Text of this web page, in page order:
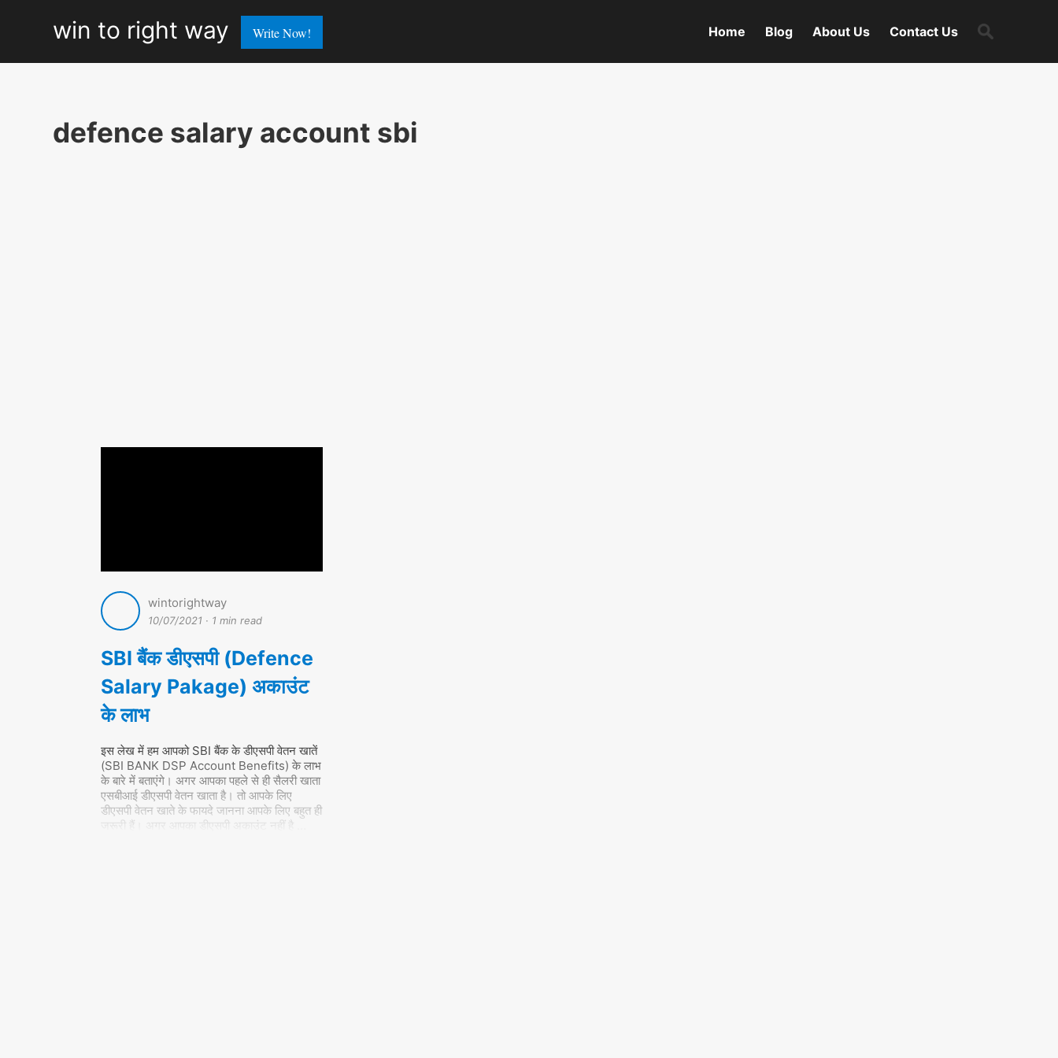
win
to
way
win to right way Write Now! Home Blog About Us Contact Us
Search
for:
defence salary account sbi
wintorightway
10/07/2021 · 1 min read
SBI बैंक डीएसपी (Defence
Salary Pakage) अकाउंट
के लाभ
इस लेख में हम आपको SBI बैंक के डीएसपी वेतन खातें
(SBI BANK DSP Account Benefits) के लाभ
के बारे में बताएंगे। अगर आपका पहले से ही सैलरी खाता
एसबीआई डीएसपी वेतन खाता है। तो आपके लिए
डीएसपी वेतन खाते के फायदे जानना आपके लिए बहुत ही
जरूरी हैं। अगर आपका डीएसपी अकाउंट नहीं है